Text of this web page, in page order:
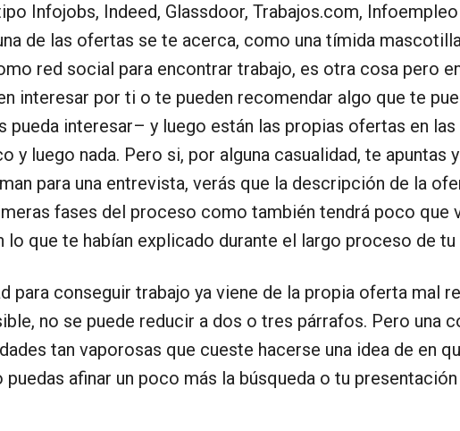
Infojobs, Indeed, Glassdoor, Trabajos.com,
de las ofertas se te acerca, como una tímida
red social para encontrar trabajo, es otra cosa pero
interesar por ti o te pueden recomendar algo que te
pueda interesar– y luego están las propias ofertas en
y luego nada. Pero si, por alguna casualidad, te
para una entrevista, verás que la descripción de la
fases del proceso como también tendrá poco que
que te habían explicado durante el largo proceso de tu
para conseguir trabajo ya viene de la propia oferta mal
no se puede reducir a dos o tres párrafos. Pero una
tan vaporosas que cueste hacerse una idea de en
afinar un poco más la búsqueda o tu